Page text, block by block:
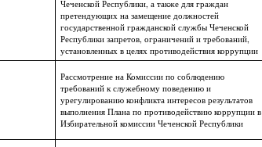
Чеченской Республики, а также для граждан
претендующих на замещение должностей
государственной гражданской службы Чеченской
Республики запретов, ограничений и требований,
установленных в целях противодействия коррупции
Рассмотрение на Комиссии по соблюдению
требований к служебному поведению и
урегулированию конфликта интересов результатов
выполнения Плана по противодействию коррупции в
Избирательной комиссии Чеченской Республики